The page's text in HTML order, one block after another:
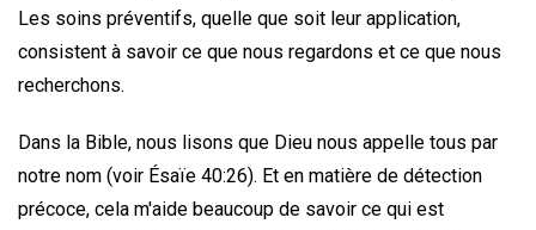
Les soins préventifs, quelle que soit leur application,
consistent à savoir ce que nous regardons et ce que nous
recherchons.
Dans la Bible, nous lisons que Dieu nous appelle tous par
notre nom (voir Ésaïe 40:26). Et en matière de détection
précoce, cela m'aide beaucoup de savoir ce qui est